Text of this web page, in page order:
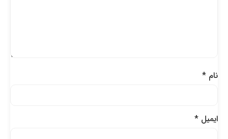
نام*
ایمیل*